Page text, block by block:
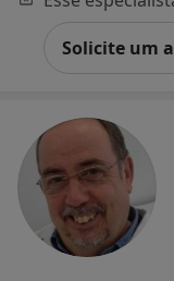
Solicite um